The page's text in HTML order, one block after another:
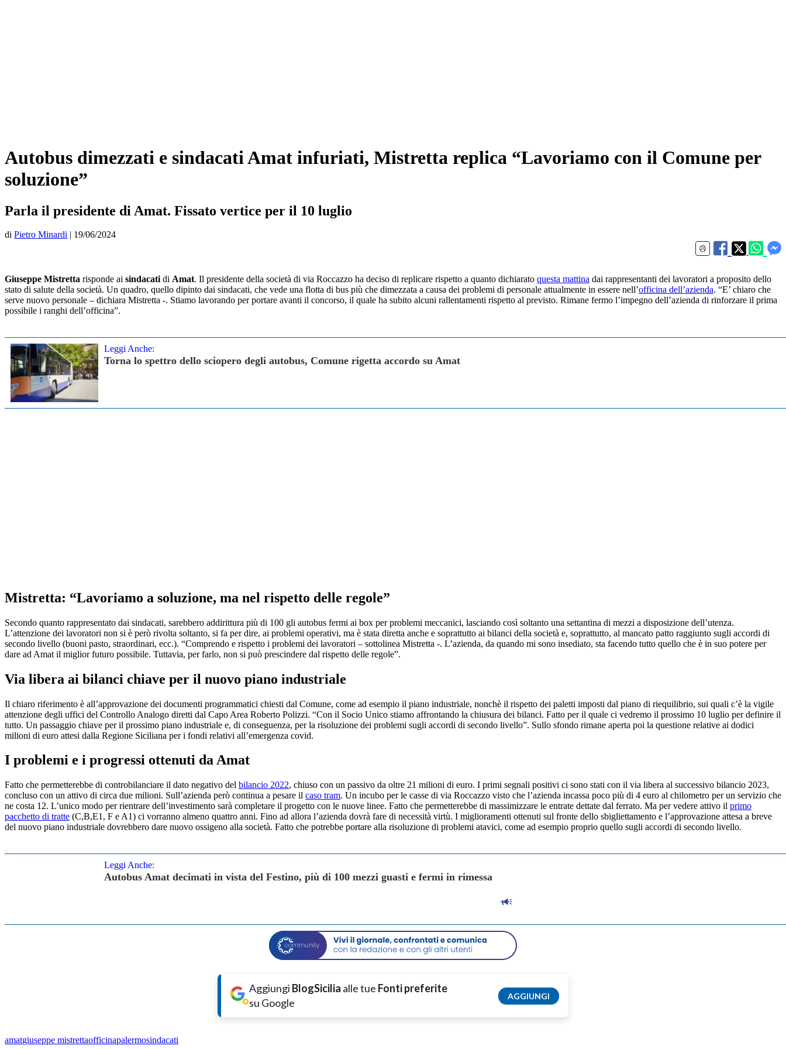
Autobus dimezzati e sindacati Amat infuriati, Mistretta replica “Lavoriamo con il Comune per
soluzione”
Parla il presidente di Amat. Fissato vertice per il 10 luglio
di Pietro Minardi | 19/06/2024
Giuseppe Mistretta risponde ai sindacati di Amat. Il presidente della società di via Roccazzo ha deciso di replicare rispetto a quanto dichiarato questa mattina dai rappresentanti dei lavoratori a proposito dello
stato di salute della società. Un quadro, quello dipinto dai sindacati, che vede una flotta di bus più che dimezzata a causa dei problemi di personale attualmente in essere nell’officina dell’azienda. “E’ chiaro che
serve nuovo personale – dichiara Mistretta -. Stiamo lavorando per portare avanti il concorso, il quale ha subito alcuni rallentamenti rispetto al previsto. Rimane fermo l’impegno dell’azienda di rinforzare il prima
possibile i ranghi dell’officina”.
Leggi Anche:
Torna lo spettro dello sciopero degli autobus, Comune rigetta accordo su Amat
Mistretta: “Lavoriamo a soluzione, ma nel rispetto delle regole”
Secondo quanto rappresentato dai sindacati, sarebbero addirittura più di 100 gli autobus fermi ai box per problemi meccanici, lasciando così soltanto una settantina di mezzi a disposizione dell’utenza.
L’attenzione dei lavoratori non si è però rivolta soltanto, si fa per dire, ai problemi operativi, ma è stata diretta anche e soprattutto ai bilanci della società e, soprattutto, al mancato patto raggiunto sugli accordi di
secondo livello (buoni pasto, straordinari, ecc.). “Comprendo e rispetto i problemi dei lavoratori – sottolinea Mistretta -. L’azienda, da quando mi sono insediato, sta facendo tutto quello che è in suo potere per
dare ad Amat il miglior futuro possibile. Tuttavia, per farlo, non si può prescindere dal rispetto delle regole”.
Via libera ai bilanci chiave per il nuovo piano industriale
Il chiaro riferimento è all’approvazione dei documenti programmatici chiesti dal Comune, come ad esempio il piano industriale, nonchè il rispetto dei paletti imposti dal piano di riequilibrio, sui quali c’è la vigile
attenzione degli uffici del Controllo Analogo diretti dal Capo Area Roberto Polizzi. “Con il Socio Unico stiamo affrontando la chiusura dei bilanci. Fatto per il quale ci vedremo il prossimo 10 luglio per definire il
tutto. Un passaggio chiave per il prossimo piano industriale e, di conseguenza, per la risoluzione dei problemi sugli accordi di secondo livello”. Sullo sfondo rimane aperta poi la questione relative ai dodici
milioni di euro attesi dalla Regione Siciliana per i fondi relativi all’emergenza covid.
I problemi e i progressi ottenuti da Amat
Fatto che permetterebbe di controbilanciare il dato negativo del bilancio 2022, chiuso con un passivo da oltre 21 milioni di euro. I primi segnali positivi ci sono stati con il via libera al successivo bilancio 2023,
concluso con un attivo di circa due milioni. Sull’azienda però continua a pesare il caso tram. Un incubo per le casse di via Roccazzo visto che l’azienda incassa poco più di 4 euro al chilometro per un servizio che
ne costa 12. L’unico modo per rientrare dell’investimento sarà completare il progetto con le nuove linee. Fatto che permetterebbe di massimizzare le entrate dettate dal ferrato. Ma per vedere attivo il primo
pacchetto di tratte (C,B,E1, F e A1) ci vorranno almeno quattro anni. Fino ad allora l’azienda dovrà fare di necessità virtù. I miglioramenti ottenuti sul fronte dello sbigliettamento e l’approvazione attesa a breve
del nuovo piano industriale dovrebbero dare nuovo ossigeno alla società. Fatto che potrebbe portare alla risoluzione di problemi atavici, come ad esempio proprio quello sugli accordi di secondo livello.
Leggi Anche:
Autobus Amat decimati in vista del Festino, più di 100 mezzi guasti e fermi in rimessa
Aggiungi BlogSicilia alle tue Fonti preferite
su Google
AGGIUNGI
amatgiuseppe mistrettaofficinapalermosindacati